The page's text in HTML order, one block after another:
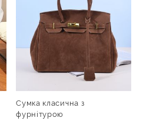
Сумка класична з
фурнітурою